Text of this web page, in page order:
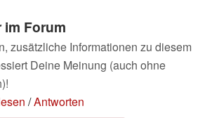
im Forum
zusätzliche Informationen zu diesem
Deine Meinung (auch ohne
/Antworten